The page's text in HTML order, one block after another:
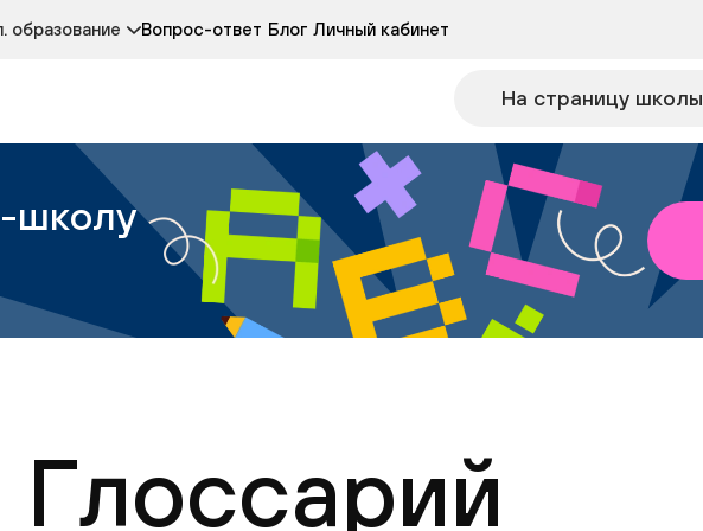
образование
по чтению
Вопрос-ответ Блог Личный кабинет
На страницу школы
школу
Глоссарий